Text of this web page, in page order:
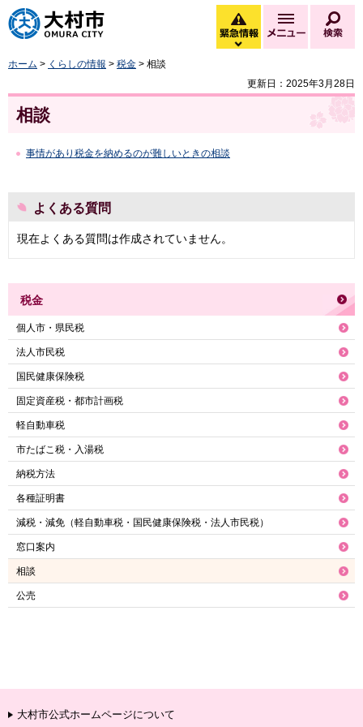
大村市
緊急情報
緊急情報を開く
メニュー
ホーム > くらしの情報 > 税金 > 相談
更新日：2025年3月28日
相談
事情があり税金を納めるのが難しいときの相談
よくある質問
現在よくある質問は作成されていません。
税金
個人市・県民税
法人市民税
国民健康保険税
固定資産税・都市計画税
軽自動車税
市たばこ税・入湯税
納税方法
各種証明書
減税・減免（軽自動車税・国民健康保険税・法人市民税）
窓口案内
相談
公売
大村市公式ホームページについて